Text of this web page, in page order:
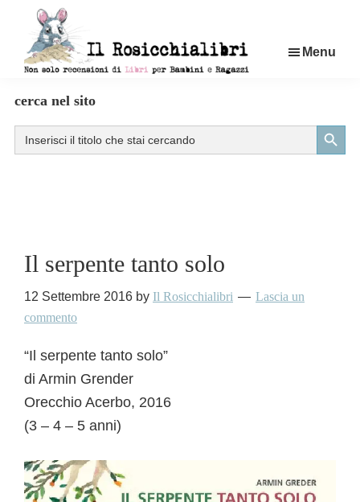
contenuto
di
libri
per
Menu
cerca nel sito
Search
for:
Search Button
Il serpente tanto solo
12 Settembre 2016 by Il Rosicchialibri
Lascia un
commento
“Il serpente tanto solo”
di Armin Grender
Orecchio Acerbo, 2016
(3 – 4 – 5 anni)